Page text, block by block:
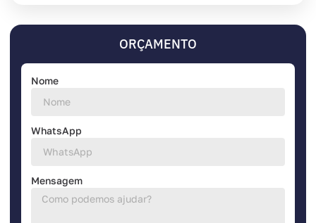
ORÇAMENTO
Nome
WhatsApp
Mensagem